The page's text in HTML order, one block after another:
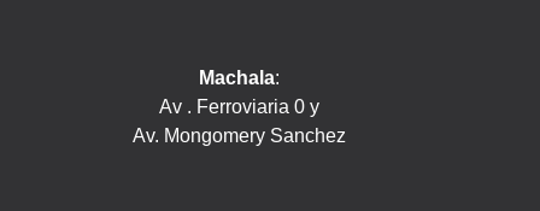
Machala:
Av . Ferroviaria 0 y
Av. Mongomery Sanchez